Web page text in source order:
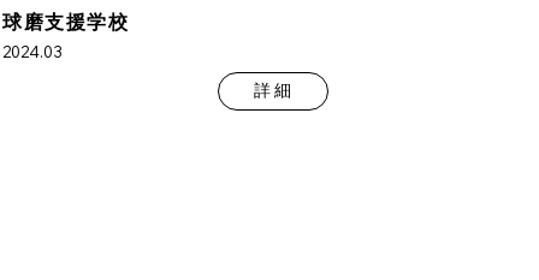
球磨支援学校
2024.03
詳 細